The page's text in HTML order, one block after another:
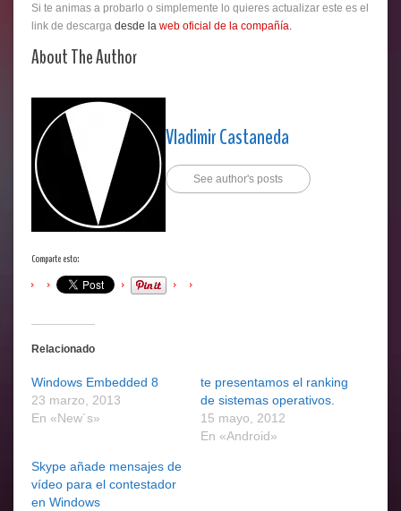
Si te animas a probarlo o simplemente lo quieres actualizar este es el
link de descarga desde la web oficial de la compañía.
About The Author
Vladimir Castaneda
See author's posts
Comparte esto:
Relacionado
Windows Embedded 8
23 marzo, 2013
En «New´s»
te presentamos el ranking
de sistemas operativos.
15 mayo, 2012
En «Android»
Skype añade mensajes de
vídeo para el contestador
en Windows